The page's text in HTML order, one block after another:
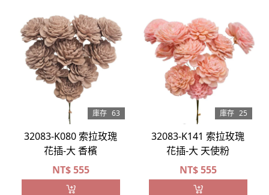
庫存 63
32083-K080 索拉玫瑰
花插-大 香檳
NT$555
庫存 25
32083-K141 索拉玫瑰
花插-大 天使粉
NT$555